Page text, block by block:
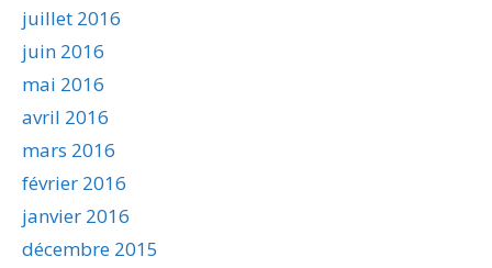
juillet 2016
juin 2016
mai 2016
avril 2016
mars 2016
février 2016
janvier 2016
décembre 2015